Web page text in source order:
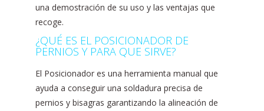
una demostración de su uso y las ventajas que
recoge.
¿QUÉ ES EL POSICIONADOR DE
PERNIOS Y PARA QUE SIRVE?
El Posicionador es una herramienta manual que
ayuda a conseguir una soldadura precisa de
pernios y bisagras garantizando la alineación de